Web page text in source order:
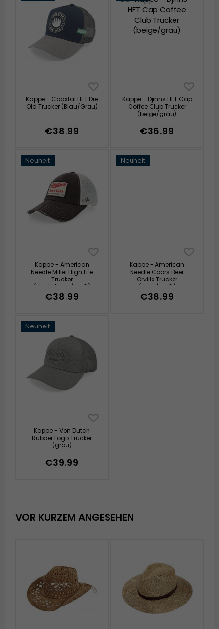
Kappe - Coastal HFT Die
Old Trucker (Blau/Grau)
€38.99
Kappe - Djinns HFT Cap
Coffee Club Trucker
(beige/grau)
€36.99
Neuheit
Kappe - American
Needle Miller High Life
Trucker
(dunkelgrau/weiß)
€38.99
Neuheit
Kappe - American
Needle Coors Beer
Orville Trucker
(grau/weiß)
€38.99
Neuheit
Kappe - Von Dutch
Rubber Logo Trucker
(grau)
€39.99
VOR KURZEM ANGESEHEN